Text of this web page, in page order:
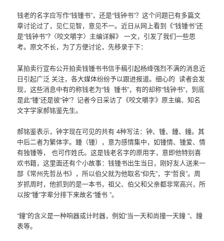
钱老的名字应写作“钱锺书”，还是“钱钟书”？这个问题已有多篇文
章讨论过了，见仁见智，意见不一。近日从网上看到《“钱锺书”还
是“钱钟书”?〈咬文嚼字〉主编详解》 一文，引发了我们一些思
考。原文不长，为了方便讨论，先移录于下：
某拍卖行宣布公开拍卖钱锺书书信手稿引起杨绛强烈不满的消息近
日引起广泛 关注，各大媒体纷纷予以跟进报道。细心的 读者会发
现，这些消息中有的称钱老为“钱 锺书”，有的却称“钱钟书”，到底
是此“锺”还是彼“钟”？记者今日采访了《咬文嚼字》原主编、知名
文字学家郝铭鉴先生。
郝铭鉴表示，钟字现在可见的共有 4种写法：钟、锺、鍾、鐘。其
中后二者为繁体字。鍾（锺），意为感情集中，如锺情、锺爱、情
有独锺等， 也可作姓氏。这是钱老名字的原用字，意即他特别喜
欢书籍，这里面还有个小故事：钱锺书出生当日，刚好友人送来一
部《常州先哲丛书》，所以伯父就为他取名“仰先”，字“哲良”。周
岁抓周时，他抓到的是一本书，祖父、伯父和父亲都非常高兴，所
以按“锺”字辈分排下来故名“锺书 ”。
“鐘”的含义是一种响器或计时器，例如“当一天和尚撞一天鐘 ”、鐘
表等。